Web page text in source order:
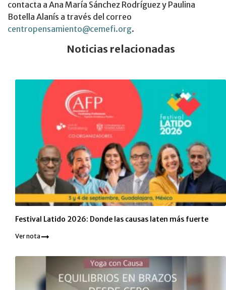
contacta a Ana María Sánchez Rodríguez y Paulina
Botella Alanís a través del correo
centropensamiento@cemefi.org.
Noticias relacionadas
Festival Latido 2026: Donde las causas laten más fuerte
Ver nota